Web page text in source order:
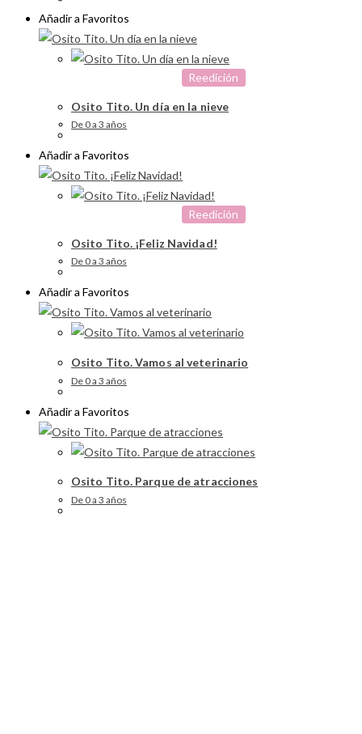
Añadir a Favoritos
Reedición
Osito Tito. Un día en la nieve
De 0 a 3 años
Añadir a Favoritos
Reedición
Osito Tito. ¡Feliz Navidad!
De 0 a 3 años
Añadir a Favoritos
Osito Tito. Vamos al veterinario
De 0 a 3 años
Añadir a Favoritos
Osito Tito. Parque de atracciones
De 0 a 3 años